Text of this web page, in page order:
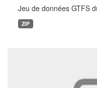
Jeu de données GTFS
ZIP